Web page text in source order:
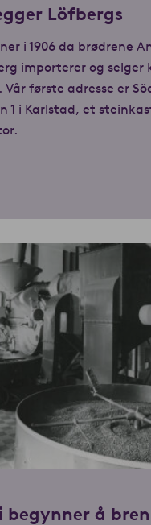
Löfbergs
i 1906 da brødrene
importerer og selger
første adresse er
1 i Karlstad, et
begynner å